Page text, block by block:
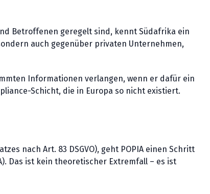
Betroffenen geregelt sind, kennt Südafrika ein
auch gegenüber privaten Unternehmen,
Informationen verlangen, wenn er dafür ein
Schicht, die in Europa so nicht existiert.
nach Art. 83 DSGVO), geht POPIA einen Schritt
Das ist kein theoretischer Extremfall – es ist